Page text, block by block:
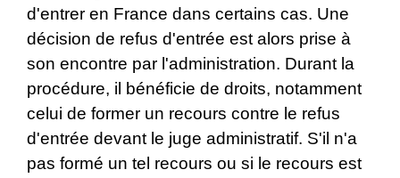
d'entrer en France dans certains cas. Une
décision de refus d'entrée est alors prise à
son encontre par l'administration. Durant la
procédure, il bénéficie de droits, notamment
celui de former un recours contre le refus
d'entrée devant le juge administratif. S'il n'a
pas formé un tel recours ou si le recours est